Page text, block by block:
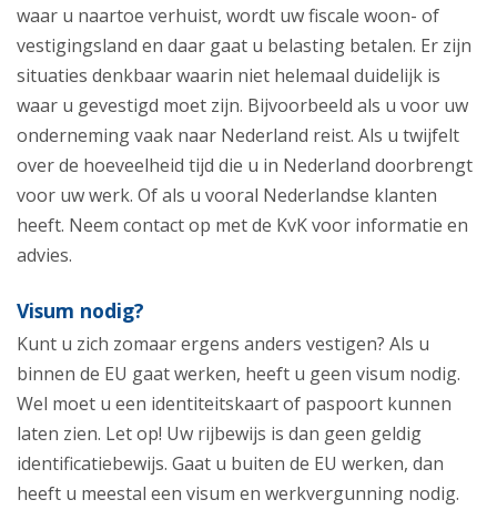
waar u naartoe verhuist, wordt uw fiscale woon- of
vestigingsland en daar gaat u belasting betalen. Er zijn
situaties denkbaar waarin niet helemaal duidelijk is
waar u gevestigd moet zijn. Bijvoorbeeld als u voor uw
onderneming vaak naar Nederland reist. Als u twijfelt
over de hoeveelheid tijd die u in Nederland doorbrengt
voor uw werk. Of als u vooral Nederlandse klanten
heeft. Neem contact op met de KvK voor informatie en
advies.
Visum nodig?
Kunt u zich zomaar ergens anders vestigen? Als u
binnen de EU gaat werken, heeft u geen visum nodig.
Wel moet u een identiteitskaart of paspoort kunnen
laten zien. Let op! Uw rijbewijs is dan geen geldig
identificatiebewijs. Gaat u buiten de EU werken, dan
heeft u meestal een visum en werkvergunning nodig.